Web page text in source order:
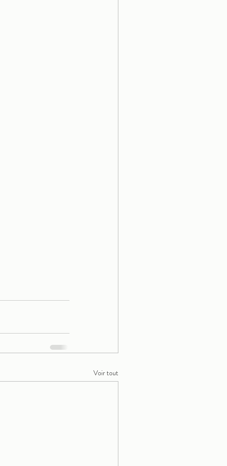
Voir tout